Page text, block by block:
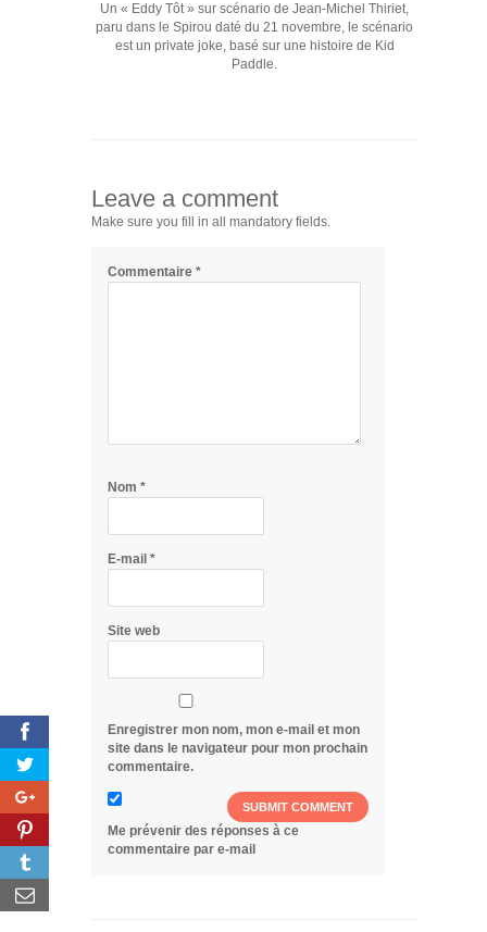
Un « Eddy Tôt » sur scénario de Jean-Michel Thiriet,
paru dans le Spirou daté du 21 novembre, le scénario
est un private joke, basé sur une histoire de Kid
Paddle.
Leave a comment
Make sure you fill in all mandatory fields.
Commentaire *
Nom *
E-mail *
Site web
Enregistrer mon nom, mon e-mail et mon
site dans le navigateur pour mon prochain
commentaire.
Me prévenir des réponses à ce
commentaire par e-mail